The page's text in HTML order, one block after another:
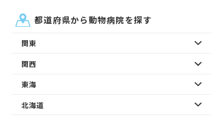
都道府県から動物病院を探す
関東
関西
東海
北海道